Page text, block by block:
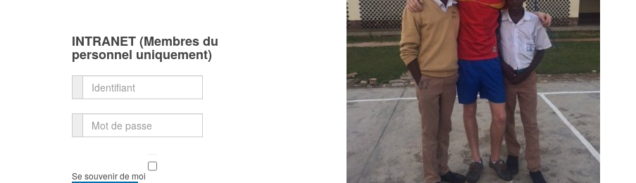
INTRANET (Membres du
personnel uniquement)
Identifiant
Mot de passe
Se souvenir de moi